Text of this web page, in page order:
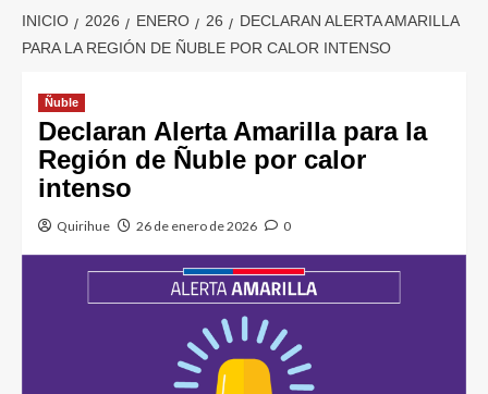
INICIO 2026 ENERO 26
DECLARAN ALERTA AMARILLA
PARA LA REGIÓN DE ÑUBLE POR CALOR INTENSO
Ñuble
Declaran Alerta Amarilla para la
Región de Ñuble por calor
intenso
Quirihue 26 de enero de 2026 0